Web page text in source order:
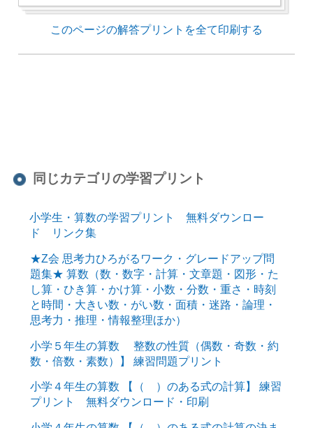
このページの解答プリントを全て印刷する
同じカテゴリの学習プリント
小学生・算数の学習プリント 無料ダウンロー
ド リンク集
★Z会 思考力ひろがるワーク・グレードアップ問
題集★ 算数（数・数字・計算・文章題・図形・た
し算・ひき算・かけ算・小数・分数・重さ・時刻
と時間・大きい数・がい数・面積・迷路・論理・
思考力・推理・情報整理ほか）
小学５年生の算数 整数の性質（偶数・奇数・約
数・倍数・素数）】 練習問題プリント
小学４年生の算数 【（ ）のある式の計算】 練習
プリント 無料ダウンロード・印刷